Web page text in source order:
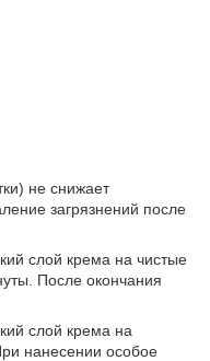
не снижает
загрязнений после
слой крема на чистые
После окончания
слой крема на
нанесении особое